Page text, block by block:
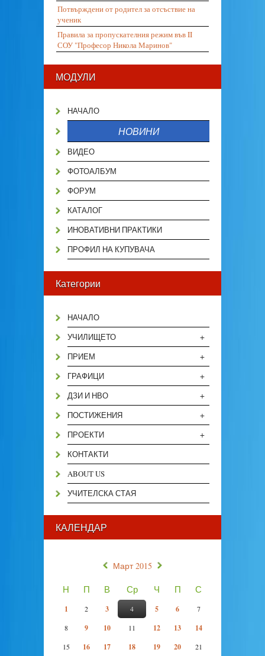
Потвърждени от родител за отсъствие на
ученик
Правила за пропускателния режим във II
СОУ "Професор Никола Маринов"
МОДУЛИ
НАЧАЛО
НОВИНИ
ВИДЕО
ФОТОАЛБУМ
ФОРУМ
КАТАЛОГ
ИНОВАТИВНИ ПРАКТИКИ
ПРОФИЛ НА КУПУВАЧА
Категории
НАЧАЛО
+
УЧИЛИЩЕТО
+
ПРИЕМ
+
ГРАФИЦИ
+
ДЗИ И НВО
+
ПОСТИЖЕНИЯ
+
ПРОЕКТИ
КОНТАКТИ
ABOUT US
УЧИТЕЛСКА СТАЯ
КАЛЕНДАР
Март 2015
Н П В Ср Ч П С
1 2 3 4 5 6
7
8
9 10 11 12 13 14
15 16 17 18 19 20 21